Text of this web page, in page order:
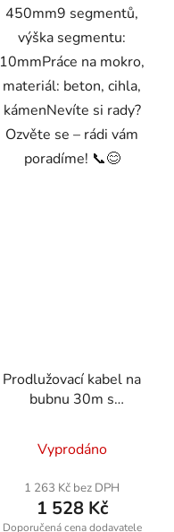
450mm9 segmentů,
výška segmentu:
10mmPráce na mokro,
materiál: beton, cihla,
kámenNevíte si rady?
Ozvěte se – rádi vám
poradíme! 📞😊
Prodlužovací kabel na
bubnu 30m s
PM1120
Vyprodáno
1 263 Kč bez DPH
1 528 Kč